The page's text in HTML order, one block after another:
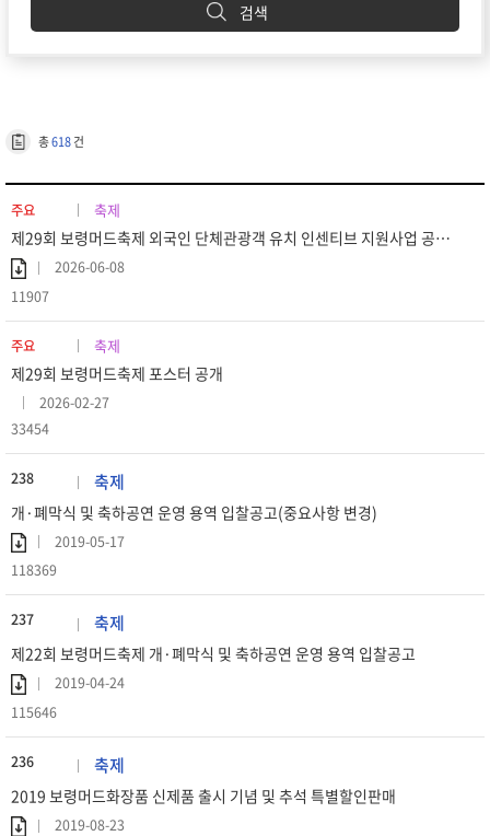
검색
총618건
주요 축제
제29회 보령머드축제 외국인 단체관광객 유치 인센티브 지원사업 공고 (재공고)
2026-06-08
11907
주요 축제
제29회 보령머드축제 포스터 공개
2026-02-27
33454
238 축제
개·폐막식 및 축하공연 운영 용역 입찰공고(중요사항 변경)
2019-05-17
118369
237 축제
제22회 보령머드축제 개·폐막식 및 축하공연 운영 용역 입찰공고
2019-04-24
115646
236 축제
2019 보령머드화장품 신제품 출시 기념 및 추석 특별할인판매
2019-08-23